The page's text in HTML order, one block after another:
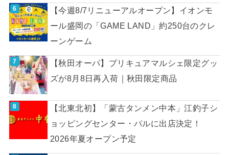
【今週8/7リニューアルオープン】イオンモ
ール盛岡の「GAME LAND」約250台のクレ
ーンゲーム
【秋田オーパ】プリキュアマルシェ限定グッ
ズが8月8日再入荷｜秋田限定商品
【北東北初】「蒙古タンメン中本」江釣子シ
ョッピングセンター・パルに出店決定！
2026年夏オープン予定